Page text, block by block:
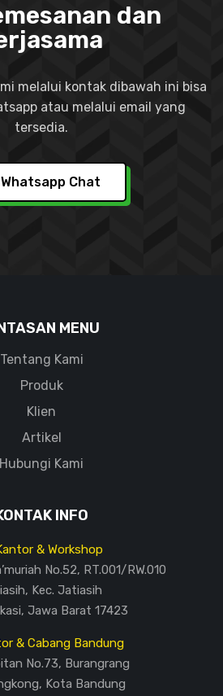
dan
melalui kontak dibawah ini bisa
atau melalui email yang
tersedia.
Whatsapp Chat
MENU
Tentang Kami
Produk
Klien
Artikel
Hubungi Kami
INFO
& Workshop
No.52, RT.001/RW.010
Kec. Jatiasih
Jawa Barat 17423
& Cabang Bandung
No.73, Burangrang
Kota Bandung